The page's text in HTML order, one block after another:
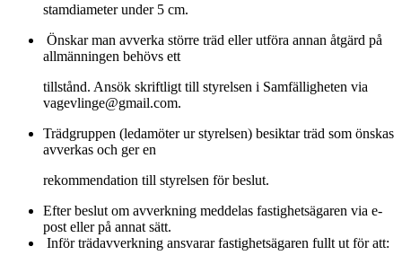
stamdiameter under 5 cm.
Önskar man avverka större träd eller utföra annan åtgärd på
allmänningen behövs ett
tillstånd. Ansök skriftligt till styrelsen i Samfälligheten via
vagevlinge@gmail.com.
Trädgruppen (ledamöter ur styrelsen) besiktar träd som önskas
avverkas och ger en
rekommendation till styrelsen för beslut.
Efter beslut om avverkning meddelas fastighetsägaren via e-
post eller på annat sätt.
Inför trädavverkning ansvarar fastighetsägaren fullt ut för att: